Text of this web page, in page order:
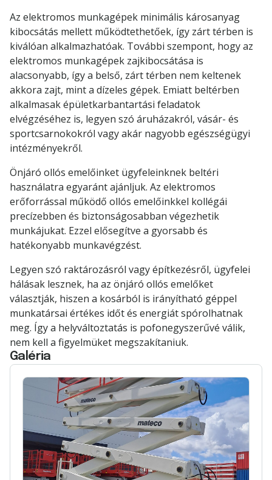
Az elektromos munkagépek minimális károsanyag
kibocsátás mellett működtethetőek, így zárt térben is
kiválóan alkalmazhatóak. További szempont, hogy az
elektromos munkagépek zajkibocsátása is
alacsonyabb, így a belső, zárt térben nem keltenek
akkora zajt, mint a dízeles gépek. Emiatt beltérben
alkalmasak épületkarbantartási feladatok
elvégzéséhez is, legyen szó áruházakról, vásár- és
sportcsarnokokról vagy akár nagyobb egészségügyi
intézményekről.
Önjáró ollós emelőinket ügyfeleinknek beltéri
használatra egyaránt ajánljuk. Az elektromos
erőforrással működő ollós emelőinkkel kollégái
precízebben és biztonságosabban végezhetik
munkájukat. Ezzel elősegítve a gyorsabb és
hatékonyabb munkavégzést.
Legyen szó raktározásról vagy építkezésről, ügyfelei
hálásak lesznek, ha az önjáró ollós emelőket
választják, hiszen a kosárból is irányítható géppel
munkatársai értékes időt és energiát spórolhatnak
meg. Így a helyváltoztatás is pofonegyszerűvé válik,
nem kell a figyelmüket megszakítaniuk.
Galéria